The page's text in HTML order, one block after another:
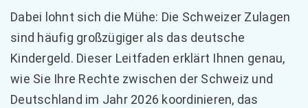
Dabei lohnt sich die Mühe: Die Schweizer Zulagen
sind häufig großzügiger als das deutsche
Kindergeld. Dieser Leitfaden erklärt Ihnen genau,
wie Sie Ihre Rechte zwischen der Schweiz und
Deutschland im Jahr 2026 koordinieren, das